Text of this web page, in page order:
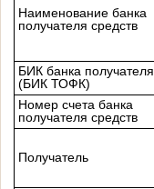
Наименование банка
получателя средств
БИК банка получателя
(БИК ТОФК)
Номер счета банка
получателя средств
Получатель